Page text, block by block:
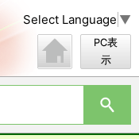
Select Language ▼
PC表
示